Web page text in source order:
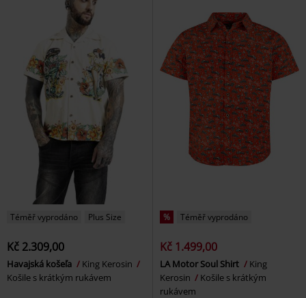
Téměř vyprodáno Plus Size
Kč 2.309,00
Havajská košeľa
King Kerosin
Košile s krátkým rukávem
% Téměř vyprodáno
Kč 1.499,00
LA Motor Soul Shirt
King
Kerosin
Košile s krátkým
rukávem